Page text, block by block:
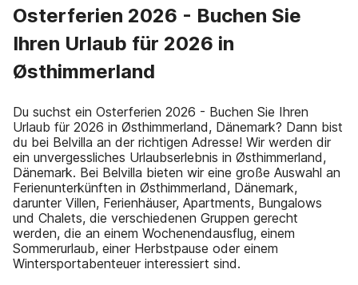
Osterferien 2026 - Buchen Sie
Ihren Urlaub für 2026 in
Østhimmerland
Du suchst ein Osterferien 2026 - Buchen Sie Ihren
Urlaub für 2026 in Østhimmerland, Dänemark? Dann bist
du bei Belvilla an der richtigen Adresse! Wir werden dir
ein unvergessliches Urlaubserlebnis in Østhimmerland,
Dänemark. Bei Belvilla bieten wir eine große Auswahl an
Ferienunterkünften in Østhimmerland, Dänemark,
darunter Villen, Ferienhäuser, Apartments, Bungalows
und Chalets, die verschiedenen Gruppen gerecht
werden, die an einem Wochenendausflug, einem
Sommerurlaub, einer Herbstpause oder einem
Wintersportabenteuer interessiert sind.